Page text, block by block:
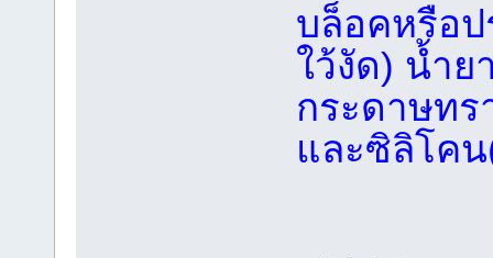
บล็อคหรือป
ใว้งัด) น้ำย
กระดาษทร
และซิลิโคน